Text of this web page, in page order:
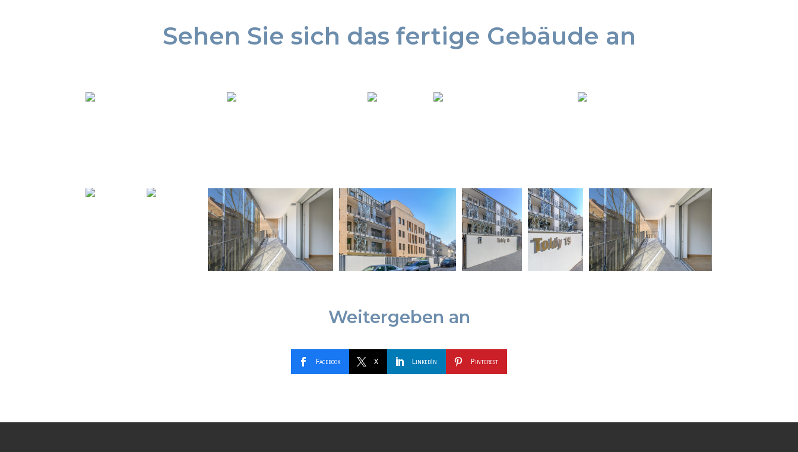
Sehen Sie sich das fertige Gebäude an
Weitergeben an
Facebook X LinkedIn Pinterest